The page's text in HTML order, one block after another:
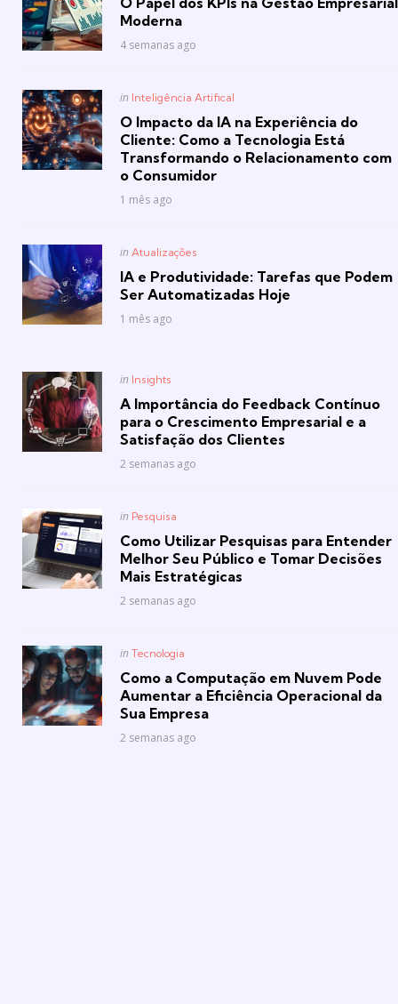
Moderna
4 semanas ago
Posted
in Inteligência Artifical
O Impacto da IA na Experiência do
Cliente: Como a Tecnologia Está
Transformando o Relacionamento com
o Consumidor
1 mês ago
Posted
in Atualizações
IA e Produtividade: Tarefas que Podem
Ser Automatizadas Hoje
1 mês ago
Posted
in Insights
A Importância do Feedback Contínuo
para o Crescimento Empresarial e a
Satisfação dos Clientes
2 semanas ago
Posted
in Pesquisa
Como Utilizar Pesquisas para Entender
Melhor Seu Público e Tomar Decisões
Mais Estratégicas
2 semanas ago
Posted
in Tecnologia
Como a Computação em Nuvem Pode
Aumentar a Eficiência Operacional da
Sua Empresa
2 semanas ago